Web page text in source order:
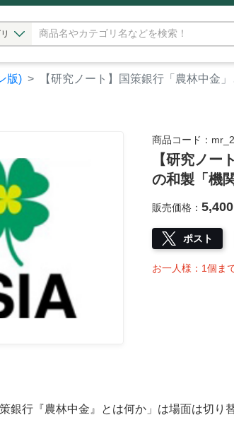
版) 【研究ノート】国策銀行「農林中金
商品コード：
【研究ノー
の和製「機
販売価格：
ポスト
お一人様：1個ま
策銀行『農林中金』とは何か」は場面は切